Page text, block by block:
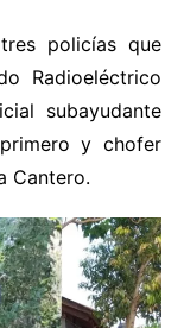
policías que
Radioeléctrico
subayudante
y chofer
Cantero.